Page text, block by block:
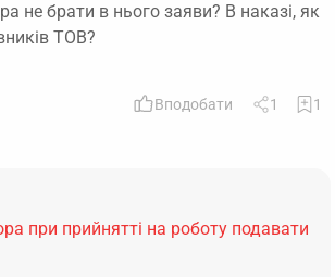
не брати в нього заяви? В наказі, як
ТОВ?
Вподобати 1 1
при прийнятті на роботу подавати